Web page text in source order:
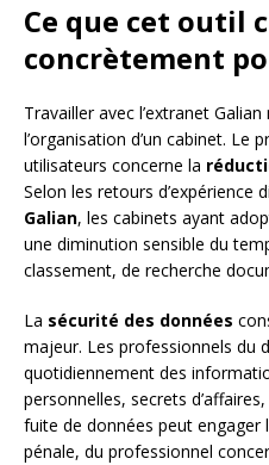
Ce que cet outil
concrètement
Travailler avec l’extranet
l’organisation d’un cabinet. Le
utilisateurs concerne la
Selon les retours d’expérience
Galian, les cabinets ayant
une diminution sensible du
classement, de recherche
La sécurité des données
majeur. Les professionnels du
quotidiennement des
personnelles, secrets
fuite de données peut engager
pénale, du professionnel